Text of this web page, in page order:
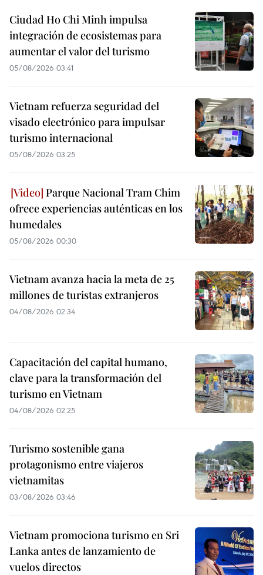
Ciudad Ho Chi Minh impulsa
integración de ecosistemas para
aumentar el valor del turismo
05/08/2026 03:41
Vietnam refuerza seguridad del
visado electrónico para impulsar
turismo internacional
05/08/2026 03:25
Parque Nacional Tram Chim
ofrece experiencias auténticas en los
humedales
05/08/2026 00:30
Vietnam avanza hacia la meta de 25
millones de turistas extranjeros
04/08/2026 02:34
Capacitación del capital humano,
clave para la transformación del
turismo en Vietnam
04/08/2026 02:25
Turismo sostenible gana
protagonismo entre viajeros
vietnamitas
03/08/2026 03:46
Vietnam promociona turismo en Sri
Lanka antes de lanzamiento de
vuelos directos